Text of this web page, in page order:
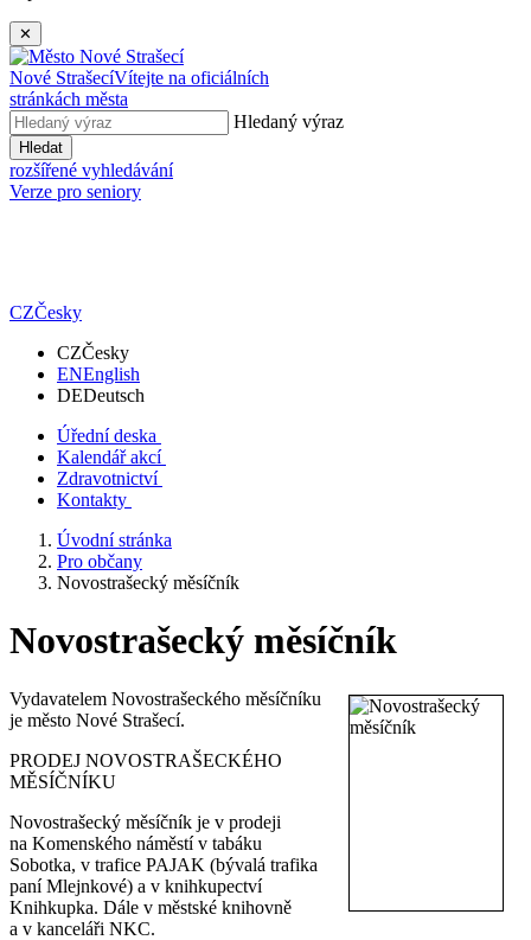
✕
Nové StrašecíVítejte na oficiálních
stránkách města
Hledaný výraz
Hledat
rozšířené vyhledávání
Verze pro seniory
CZČesky
CZČesky
ENEnglish
DEDeutsch
Úřední deska
Kalendář akcí
Zdravotnictví
Kontakty
Úvodní stránka
Pro občany
Novostrašecký měsíčník
Novostrašecký měsíčník
Vydavatelem Novostrašeckého měsíčníku
je město Nové Strašecí.
PRODEJ NOVOSTRAŠECKÉHO
MĚSÍČNÍKU
Novostrašecký měsíčník je v prodeji
na Komenského náměstí v tabáku
Sobotka, v trafice PAJAK (bývalá trafika
paní Mlejnkové) a v knihkupectví
Knihkupka. Dále v městské knihovně
a v kanceláři NKC.